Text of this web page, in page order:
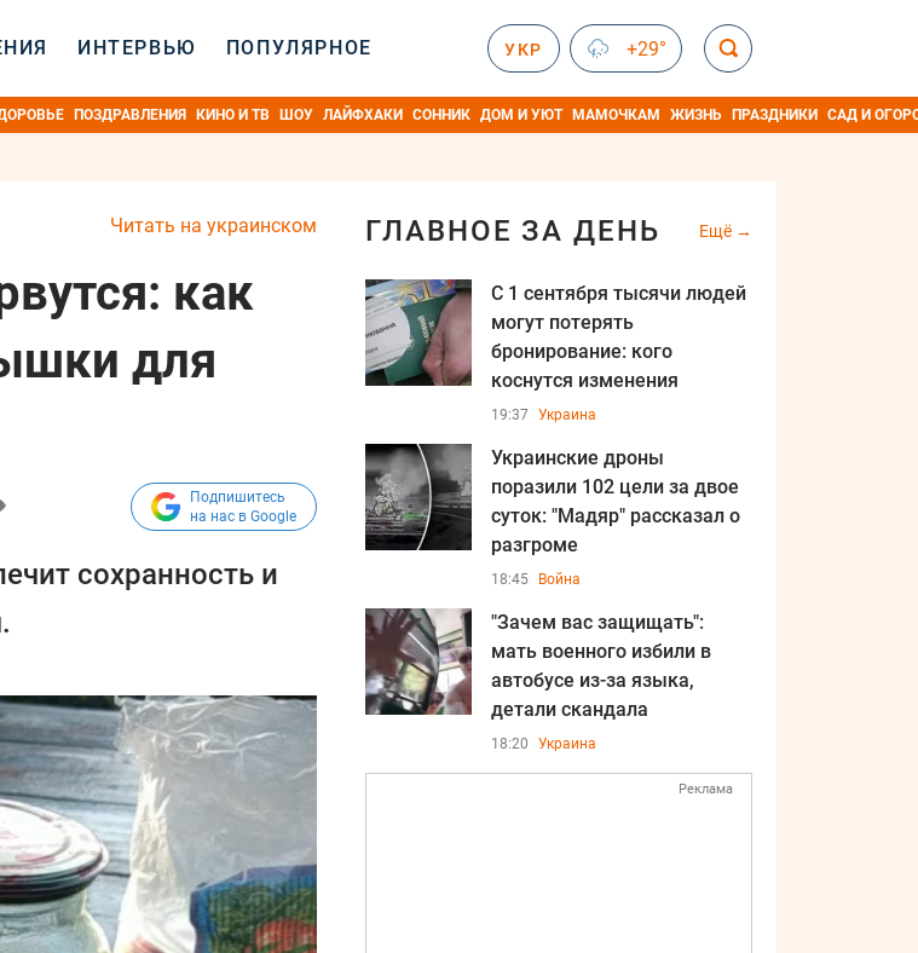
ИНТЕРВЬЮ ПОПУЛЯРНОЕ УКР +29°
ПОЗДРАВЛЕНИЯ КИНО И ТВ ШОУ ЛАЙФХАКИ СОННИК ДОМ И УЮТ МАМОЧКАМ ЖИЗНЬ ПРАЗДНИКИ САД И
Читать на украинском
как
для
Подпишитесь
на нас в Google
сохранность и
ГЛАВНОЕ ЗА ДЕНЬ Ещё
С 1 сентября тысячи людей
могут потерять
бронирование: кого
коснутся изменения
19:37 Украина
Украинские дроны
поразили 102 цели за двое
суток: "Мадяр" рассказал о
разгроме
18:45 Война
"Зачем вас защищать":
мать военного избили в
автобусе из-за языка,
детали скандала
18:20 Украина
Реклама